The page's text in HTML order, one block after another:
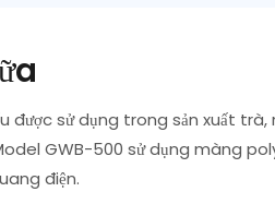
được sử dụng trong sản xuất
GWB-500 sử dụng màng
điện.